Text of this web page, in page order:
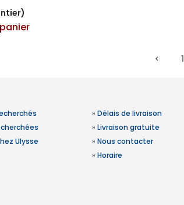
1
Ulysse
» Délais de livraison
» Livraison gratuite
» Nous contacter
» Horaire